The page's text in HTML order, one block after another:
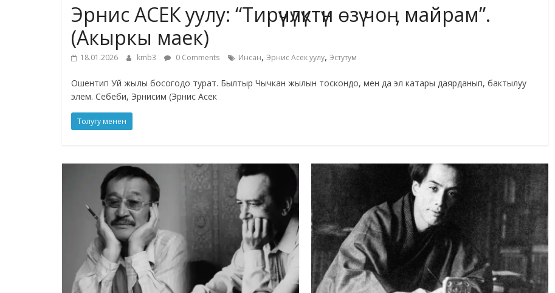
Эрнис АСЕК уулу: “Тирүүчүлүктүн өзү чоӊ майрам”.
(Акыркы маек)
18.01.2026 kmb3 0 Comments Инсан, Эрнис Асек уулу, Эстутум
Ошентип Уй жылы босогодо турат. Былтыр Чычкан жылын тоскондо, мен да эл катары даярданып, бактылуу
элем. Себеби, Эрнисим (Эрнис Асек
Толугу менен